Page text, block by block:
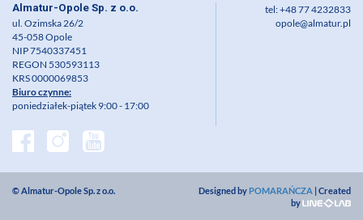
Almatur-Opole Sp. z o.o.
ul. Ozimska 26/2
45-058 Opole
NIP 7540337451
REGON 530593113
KRS 0000069853
Biuro czynne:
poniedziałek-piątek 9:00 - 17:00
tel: +48 77 4232833
opole@almatur.pl
© Almatur-Opole Sp. z o.o. Designed by POMARAŃCZA | Created
by